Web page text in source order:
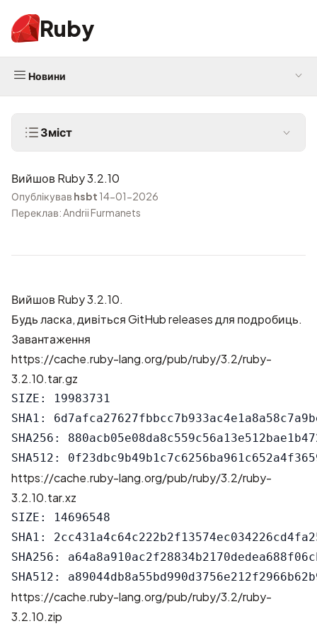
Ruby
Новини
Зміст
Вийшов Ruby 3.2.10
Опублікував hsbt 14-01-2026
Переклав: Andrii Furmanets
Вийшов Ruby 3.2.10.
Будь ласка, дивітьсяGitHub releasesдля подробиць.
Завантаження
https://cache.ruby-lang.org/pub/ruby/3.2/ruby-
3.2.10.tar.gz
SIZE: 19983731
SHA1:
SHA256:
https://cache.ruby-lang.org/pub/ruby/3.2/ruby-
3.2.10.tar.xz
SIZE: 14696548
SHA1:
SHA256:
https://cache.ruby-lang.org/pub/ruby/3.2/ruby-
3.2.10.zip